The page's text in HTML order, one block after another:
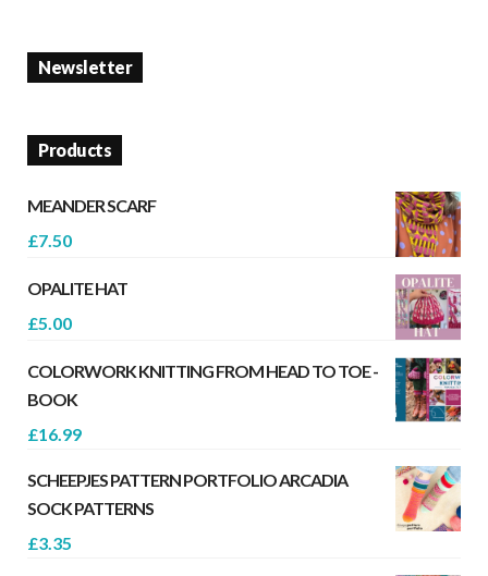
Newsletter
Products
MEANDER SCARF
£7.50
OPALITE HAT
£5.00
COLORWORK KNITTING FROM HEAD TO TOE -
BOOK
£16.99
SCHEEPJES PATTERN PORTFOLIO ARCADIA
SOCK PATTERNS
£3.35